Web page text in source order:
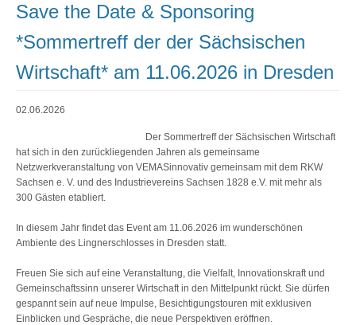
Save the Date & Sponsoring
*Sommertreff der der Sächsischen
Wirtschaft* am 11.06.2026 in Dresden
02.06.2026
Der Sommertreff der Sächsischen Wirtschaft
hat sich in den zurückliegenden Jahren als gemeinsame
Netzwerkveranstaltung von VEMASinnovativ gemeinsam mit dem RKW
Sachsen e. V. und des Industrievereins Sachsen 1828 e.V. mit mehr als
300 Gästen etabliert.
In diesem Jahr findet das Event am 11.06.2026 im wunderschönen
Ambiente des Lingnerschlosses in Dresden statt.
Freuen Sie sich auf eine Veranstaltung, die Vielfalt, Innovationskraft und
Gemeinschaftssinn unserer Wirtschaft in den Mittelpunkt rückt. Sie dürfen
gespannt sein auf neue Impulse, Besichtigungstouren mit exklusiven
Einblicken und Gespräche, die neue Perspektiven eröffnen.